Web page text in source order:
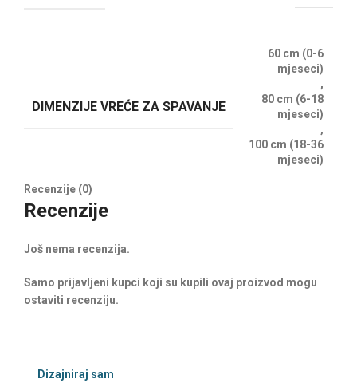
DIMENZIJE VREĆE ZA SPAVANJE
60 cm (0-6
mjeseci)
,
80 cm (6-18
mjeseci)
,
100 cm (18-36
mjeseci)
Recenzije (0)
Recenzije
Još nema recenzija.
Samo prijavljeni kupci koji su kupili ovaj proizvod mogu
ostaviti recenziju.
Dizajniraj sam